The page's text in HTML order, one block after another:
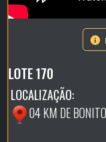
LOTE 170
LOCALIZAÇÃO:
04 KM DE